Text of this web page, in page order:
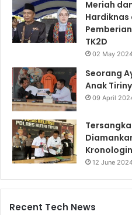
Meriah
Hardiknas
TK2D
02 May
Seorang
Anak
09 April
12 June
Recent Tech News